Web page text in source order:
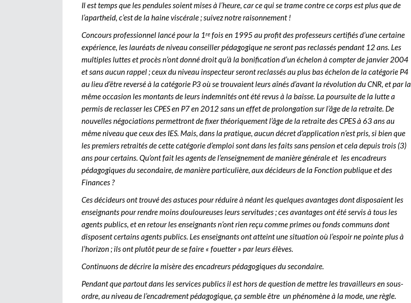
Il est temps que les pendules soient mises à l’heure, car ce qui se trame contre ce corps est plus que de
l’apartheid, c’est de la haine viscérale ; suivez notre raisonnement !
Concours professionnel lancé pour la 1re fois en 1995 au profit des professeurs certifiés d’une certaine
expérience, les lauréats de niveau conseiller pédagogique ne seront pas reclassés pendant 12 ans. Les
multiples luttes et procès n’ont donné droit qu’à la bonification d’un échelon à compter de janvier 2004
et sans aucun rappel ; ceux du niveau inspecteur seront reclassés au plus bas échelon de la catégorie P4
au lieu d’être reversé à la catégorie P3 où se trouvaient leurs aînés d’avant la révolution du CNR, et par la
même occasion les montants de leurs indemnités ont été revus à la baisse. La poursuite de la lutte a
permis de reclasser les CPES en P7 en 2012 sans un effet de prolongation sur l’âge de la retraite. De
nouvelles négociations permettront de fixer théoriquement l’âge de la retraite des CPES à 63 ans au
même niveau que ceux des IES. Mais, dans la pratique, aucun décret d’application n’est pris, si bien que
les premiers retraités de cette catégorie d’emploi sont dans les faits sans pension et cela depuis trois (3)
ans pour certains. Qu’ont fait les agents de l’enseignement de manière générale et les encadreurs
pédagogiques du secondaire, de manière particulière, aux décideurs de la Fonction publique et des
Finances ?
Ces décideurs ont trouvé des astuces pour réduire à néant les quelques avantages dont disposaient les
enseignants pour rendre moins douloureuses leurs servitudes ; ces avantages ont été servis à tous les
agents publics, et en retour les enseignants n’ont rien reçu comme primes ou fonds communs dont
disposent certains agents publics. Les enseignants ont atteint une situation où l’espoir ne pointe plus à
l’horizon ; ils ont plutôt peur de se faire « fouetter » par leurs élèves.
Continuons de décrire la misère des encadreurs pédagogiques du secondaire.
Pendant que partout dans les services publics il est hors de question de mettre les travailleurs en sous-
ordre, au niveau de l’encadrement pédagogique, ça semble être un phénomène à la mode, une règle.